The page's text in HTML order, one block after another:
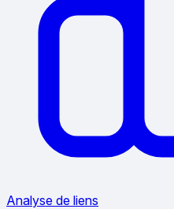
Analyse de liens